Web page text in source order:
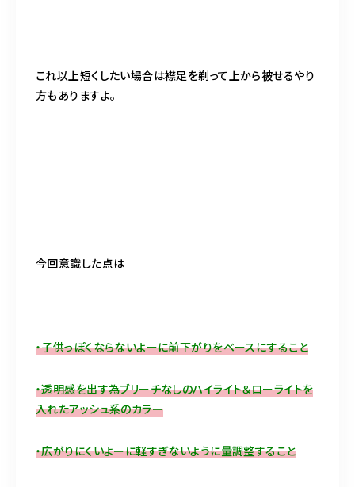
これ以上短くしたい場合は襟足を剃って上から被せるやり
方もありますよ。
今回意識した点は
・子供っぽくならないよーに前下がりをベースにすること
・透明感を出す為ブリーチなしのハイライト＆ローライトを
入れたアッシュ系のカラー
・広がりにくいよーに軽すぎないように量調整すること